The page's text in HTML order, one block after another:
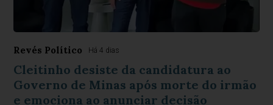
Revés Político Há 4 dias
Cleitinho desiste da candidatura ao
Governo de Minas após morte do irmão
e emociona ao anunciar decisão